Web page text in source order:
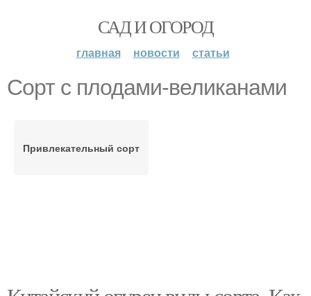
САД И ОГОРОД
главная новости статьи
Сорт с плодами-великанами
Привлекательный сорт